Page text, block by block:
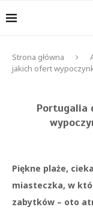
Strona główna
jakich ofert
Portugalia
Piękne plaże,
miasteczka, w
zabytków – oto